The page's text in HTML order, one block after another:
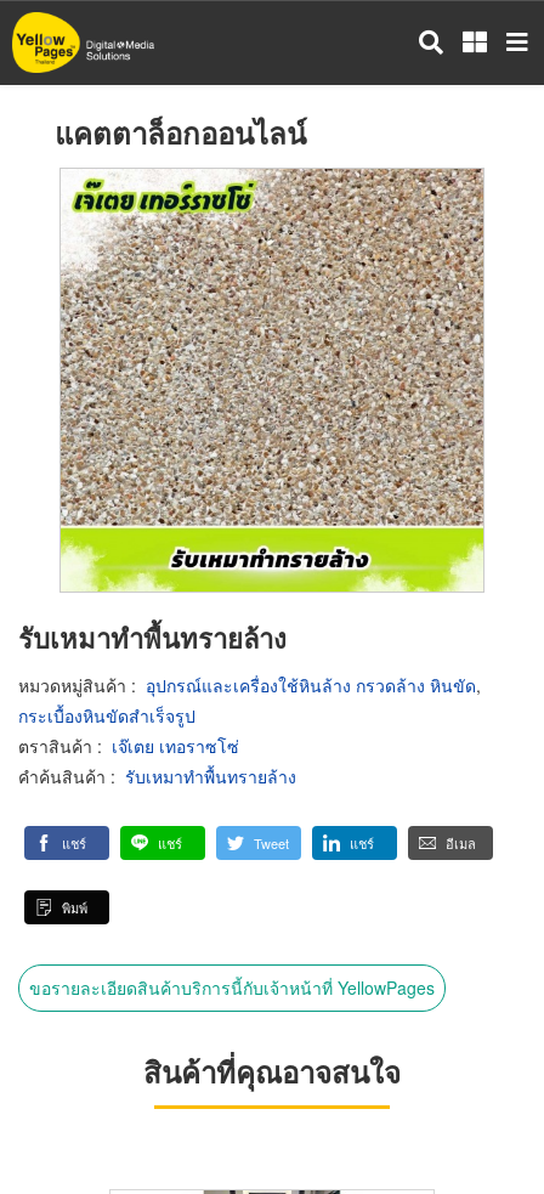
ข้าม
ไป
แคตตาล็อกออนไลน์
รับเหมาทำพื้นทรายล้าง
หมวดหมู่สินค้า : อุปกรณ์และเครื่องใช้หินล้าง กรวดล้าง หินขัด,
กระเบื้องหินขัดสำเร็จรูป
ตราสินค้า : เจ๊เตย เทอราซโซ่
คำค้นสินค้า : รับเหมาทำพื้นทรายล้าง
แชร์ แชร์ Tweet แชร์ อีเมล
พิมพ์
ขอรายละเอียดสินค้าบริการนี้กับเจ้าหน้าที่ YellowPages
สินค้าที่คุณอาจสนใจ